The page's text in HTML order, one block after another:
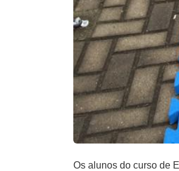
Os alunos do curso de